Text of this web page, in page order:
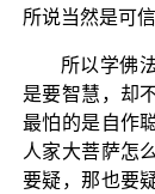
所说当然是可信
所以学佛
是要智慧，却
最怕的是自作
人家大菩萨怎
要疑，那也要